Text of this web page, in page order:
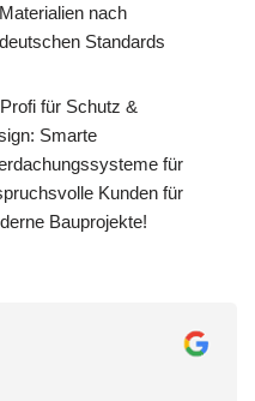
Materialien nach
deutschen Standards
für Schutz &
Smarte
für
Kunden für
Bauprojekte!